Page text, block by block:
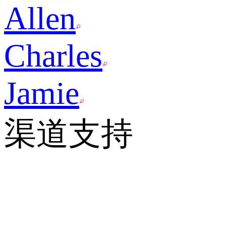
Allen
Charles
Jamie
渠道支持